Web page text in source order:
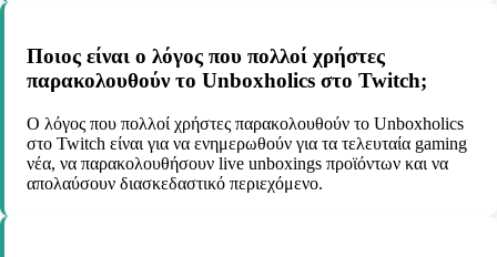
Ποιος είναι ο λόγος που πολλοί χρήστες
παρακολουθούν το Unboxholics στο Twitch;
Ο λόγος που πολλοί χρήστες παρακολουθούν το Unboxholics
στο Twitch είναι για να ενημερωθούν για τα τελευταία gaming
νέα, να παρακολουθήσουν live unboxings προϊόντων και να
απολαύσουν διασκεδαστικό περιεχόμενο.